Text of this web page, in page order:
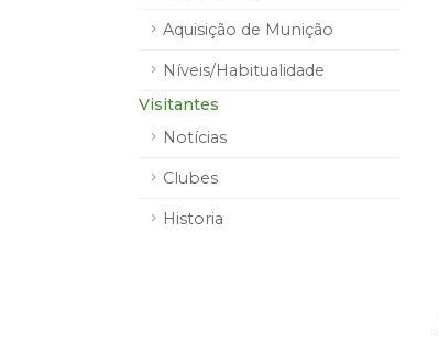
Aquisição de Munição
Níveis/Habitualidade
Visitantes
Notícias
Clubes
Historia